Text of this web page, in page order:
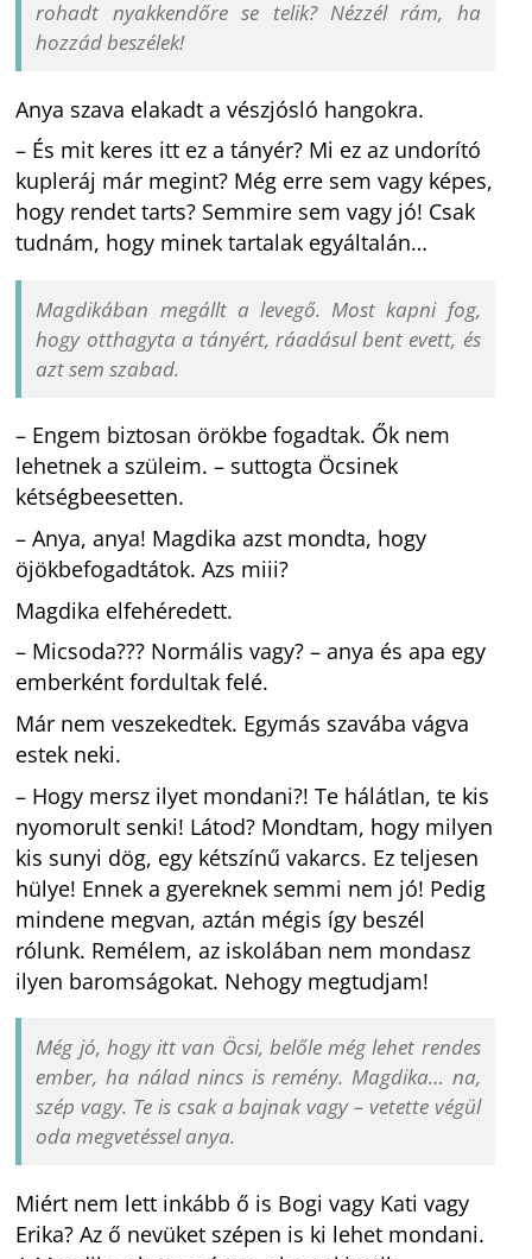
rohadt nyakkendőre se telik? Nézzél rám, ha
hozzád beszélek!
Anya szava elakadt a vészjósló hangokra.
– És mit keres itt ez a tányér? Mi ez az undorító
kupleráj már megint? Még erre sem vagy képes,
hogy rendet tarts? Semmire sem vagy jó! Csak
tudnám, hogy minek tartalak egyáltalán…
Magdikában megállt a levegő. Most kapni fog,
hogy otthagyta a tányért, ráadásul bent evett, és
azt sem szabad.
– Engem biztosan örökbe fogadtak. Ők nem
lehetnek a szüleim. – suttogta Öcsinek
kétségbeesetten.
– Anya, anya! Magdika azst mondta, hogy
öjökbefogadtátok. Azs miii?
Magdika elfehéredett.
– Micsoda??? Normális vagy? – anya és apa egy
emberként fordultak felé.
Már nem veszekedtek. Egymás szavába vágva
estek neki.
– Hogy mersz ilyet mondani?! Te hálátlan, te kis
nyomorult senki! Látod? Mondtam, hogy milyen
kis sunyi dög, egy kétszínű vakarcs. Ez teljesen
hülye! Ennek a gyereknek semmi nem jó! Pedig
mindene megvan, aztán mégis így beszél
rólunk. Remélem, az iskolában nem mondasz
ilyen baromságokat. Nehogy megtudjam!
Még jó, hogy itt van Öcsi, belőle még lehet rendes
ember, ha nálad nincs is remény. Magdika… na,
szép vagy. Te is csak a bajnak vagy – vetette végül
oda megvetéssel anya.
Miért nem lett inkább ő is Bogi vagy Kati vagy
Erika? Az ő nevüket szépen is ki lehet mondani.